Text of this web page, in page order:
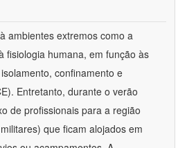
ambientes extremos como a
fisiologia humana, em função às
confinamento e
Entretanto, durante o verão
de profissionais para a região
que ficam alojados em